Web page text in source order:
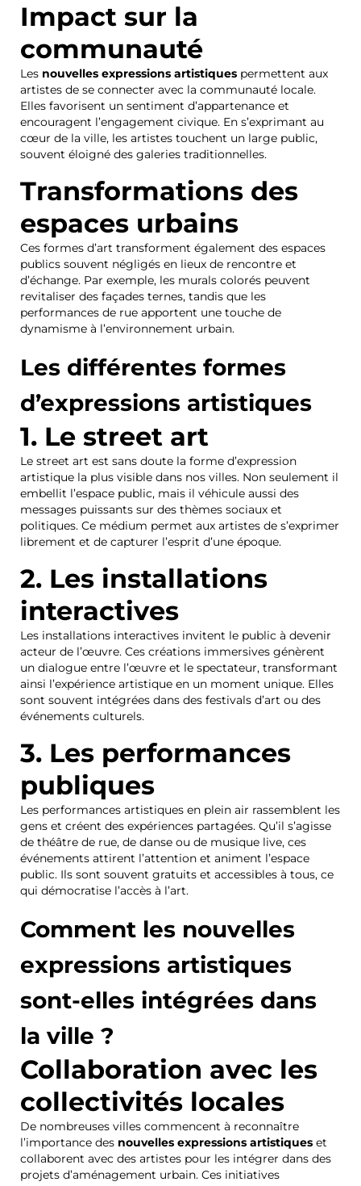
Impact sur la
communauté
Les nouvelles expressions artistiques permettent aux
artistes de se connecter avec la communauté locale.
Elles favorisent un sentiment d’appartenance et
encouragent l’engagement civique. En s’exprimant au
cœur de la ville, les artistes touchent un large public,
souvent éloigné des galeries traditionnelles.
Transformations des
espaces urbains
Ces formes d’art transforment également des espaces
publics souvent négligés en lieux de rencontre et
d’échange. Par exemple, les murals colorés peuvent
revitaliser des façades ternes, tandis que les
performances de rue apportent une touche de
dynamisme à l’environnement urbain.
Les différentes formes
d’expressions artistiques
1. Le street art
Le street art est sans doute la forme d’expression
artistique la plus visible dans nos villes. Non seulement il
embellit l’espace public, mais il véhicule aussi des
messages puissants sur des thèmes sociaux et
politiques. Ce médium permet aux artistes de s’exprimer
librement et de capturer l’esprit d’une époque.
2. Les installations
interactives
Les installations interactives invitent le public à devenir
acteur de l’œuvre. Ces créations immersives génèrent
un dialogue entre l’œuvre et le spectateur, transformant
ainsi l’expérience artistique en un moment unique. Elles
sont souvent intégrées dans des festivals d’art ou des
événements culturels.
3. Les performances
publiques
Les performances artistiques en plein air rassemblent les
gens et créent des expériences partagées. Qu’il s’agisse
de théâtre de rue, de danse ou de musique live, ces
événements attirent l’attention et animent l’espace
public. Ils sont souvent gratuits et accessibles à tous, ce
qui démocratise l’accès à l’art.
Comment les nouvelles
expressions artistiques
sont-elles intégrées dans
la ville ?
Collaboration avec les
collectivités locales
De nombreuses villes commencent à reconnaître
l’importance des nouvelles expressions artistiques et
collaborent avec des artistes pour les intégrer dans des
projets d’aménagement urbain. Ces initiatives